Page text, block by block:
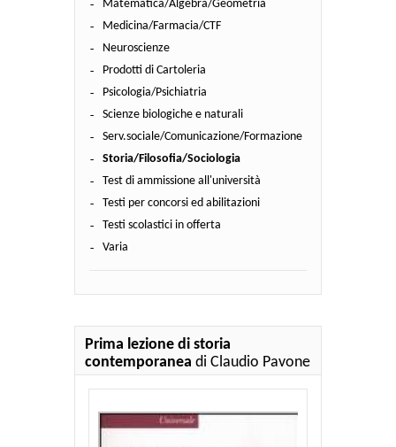
Matematica/Algebra/Geometria
Medicina/Farmacia/CTF
Neuroscienze
Prodotti di Cartoleria
Psicologia/Psichiatria
Scienze biologiche e naturali
Serv.sociale/Comunicazione/Formazione
Storia/Filosofia/Sociologia
Test di ammissione all'università
Testi per concorsi ed abilitazioni
Testi scolastici in offerta
Varia
Prima lezione di storia
contemporanea di Claudio Pavone